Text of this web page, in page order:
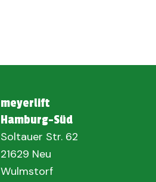
meyerlift
Hamburg-Süd
Soltauer Str. 62
21629 Neu
Wulmstorf